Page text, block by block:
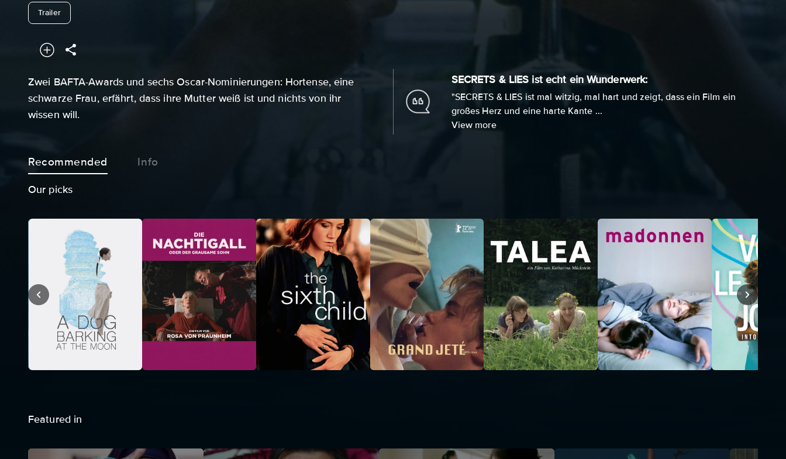
Trailerundefined
Zwei BAFTA-Awards und sechs Oscar-Nominierungen: Hortense, eine
schwarze Frau, erfährt, dass ihre Mutter weiß ist und nichts von ihr
wissen will.
SECRETS & LIES ist echt ein Wunderwerk:
"SECRETS & LIES ist mal witzig, mal hart und zeigt, dass ein Film ein
großes Herz und eine harte Kante ...
View more
Recommended Info
Our picks
Featured in